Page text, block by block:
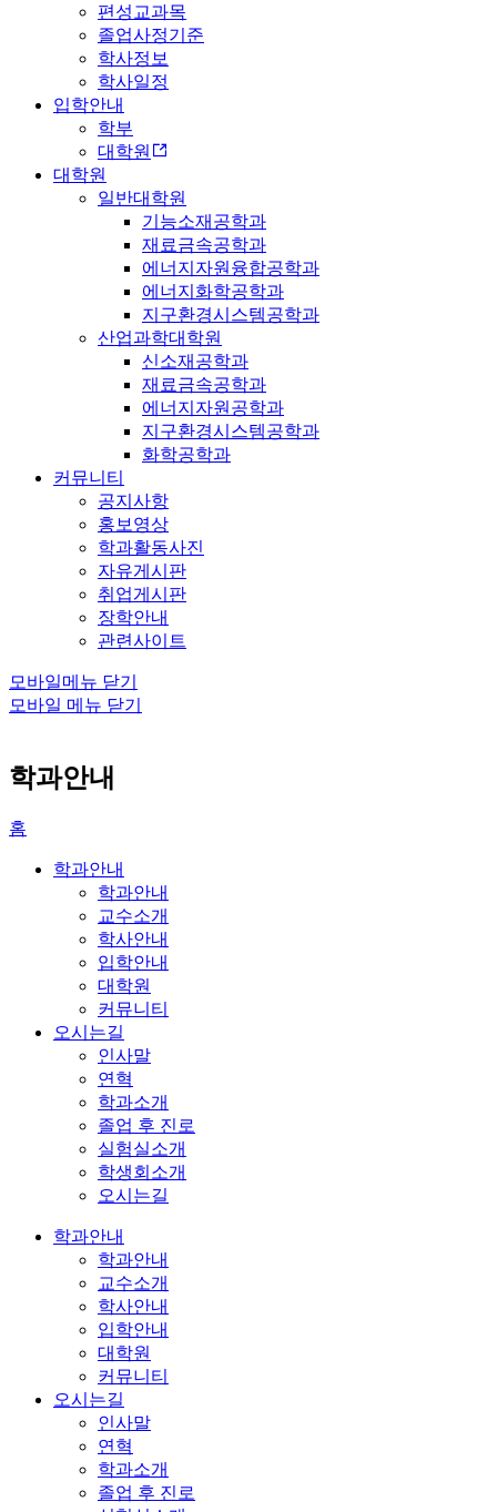
편성교과목
졸업사정기준
학사정보
학사일정
입학안내
학부
대학원
대학원
일반대학원
기능소재공학과
재료금속공학과
에너지자원융합공학과
에너지화학공학과
지구환경시스템공학과
산업과학대학원
신소재공학과
재료금속공학과
에너지자원공학과
지구환경시스템공학과
화학공학과
커뮤니티
공지사항
홍보영상
학과활동사진
자유게시판
취업게시판
장학안내
관련사이트
모바일메뉴 닫기
모바일 메뉴 닫기
학과안내
홈
학과안내
학과안내
교수소개
학사안내
입학안내
대학원
커뮤니티
오시는길
인사말
연혁
학과소개
졸업 후 진로
실험실소개
학생회소개
오시는길
학과안내
학과안내
교수소개
학사안내
입학안내
대학원
커뮤니티
오시는길
인사말
연혁
학과소개
졸업 후 진로